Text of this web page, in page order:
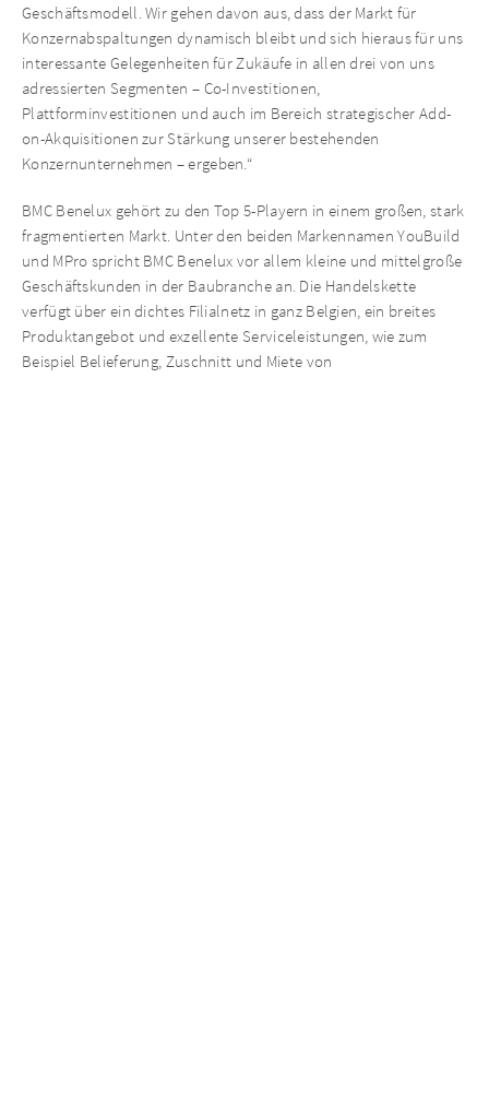
Geschäftsmodell. Wir gehen davon aus, dass der Markt für
Konzernabspaltungen dynamisch bleibt und sich hieraus für uns
interessante Gelegenheiten für Zukäufe in allen drei von uns
adressierten Segmenten – Co-Investitionen,
Plattforminvestitionen und auch im Bereich strategischer Add-
on-Akquisitionen zur Stärkung unserer bestehenden
Konzernunternehmen – ergeben.“
BMC Benelux gehört zu den Top 5-Playern in einem großen, stark
fragmentierten Markt. Unter den beiden Markennamen YouBuild
und MPro spricht BMC Benelux vor allem kleine und mittelgroße
Geschäftskunden in der Baubranche an. Die Handelskette
verfügt über ein dichtes Filialnetz in ganz Belgien, ein breites
Produktangebot und exzellente Serviceleistungen, wie zum
Beispiel Belieferung, Zuschnitt und Miete von